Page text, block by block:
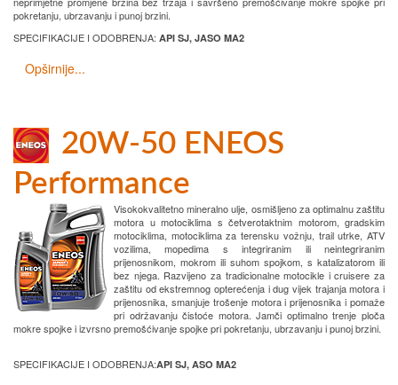
pokretanju, ubrzavanju i punoj brzini.
SPECIFIKACIJE I ODOBRENJA: API SJ, JASO MA2
Opširnije...
20W-50 ENEOS
Performance
Visokokvalitetno mineralno ulje, osmišljeno za optimalnu zaštitu
motora u motociklima s četverotaktnim motorom, gradskim
motociklima, motociklima za terensku vožnju, trail utrke, ATV
vozilima, mopedima s integriranim ili neintegriranim
prijenosnikom, mokrom ili suhom spojkom, s katalizatorom ili
bez njega. Razvijeno za tradicionalne motocikle i cruisere za
zaštitu od ekstremnog opterećenja i dug vijek trajanja motora i
prijenosnika, smanjuje trošenje motora i prijenosnika i pomaže
pri održavanju čistoće motora. Jamči optimalno trenje ploča
mokre spojke i izvrsno premošćivanje spojke pri pokretanju, ubrzavanju i punoj brzini.
SPECIFIKACIJE I ODOBRENJA:API SJ, ASO MA2